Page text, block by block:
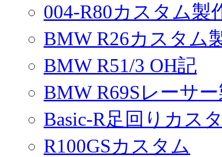
004-R80カスタム製
BMW R26カスタム
BMW R51/3 OH記
BMW R69Sレーサ
Basic-R足回りカス
R100GSカスタム